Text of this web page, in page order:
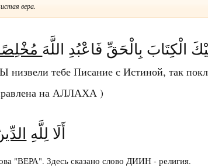
вера.
الْكِتَابَ بِالْحَقِّ فَاعْبُدِ اللَّهَ
низвели тебе Писание с Истиной, так
на АЛЛАХА )
أَلَا لِلَّهِ
"ВЕРА". Здесь сказано слово ДИИН - религия.